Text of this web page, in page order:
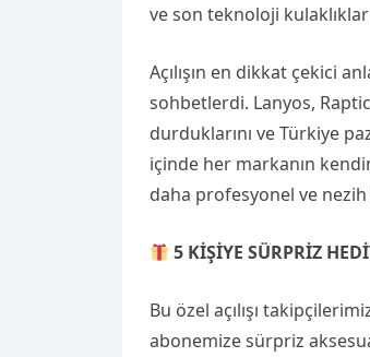
ve son teknoloji
Açılışın en dikkat çekici
sohbetlerdi. Lanyos,
durduklarını ve Türkiye
içinde her markanın
daha profesyonel ve nezih
5 KİŞİYE SÜRPRİZ
Bu özel açılışı
abonemize sürpriz